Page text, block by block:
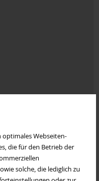
optimales Webseiten-
die für den Betrieb der
solche, die lediglich zu